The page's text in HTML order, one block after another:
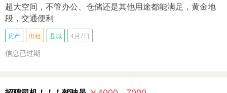
超大空间，不管办公、仓储还是其他用途都能满足，黄金地
段，交通便利
房产 出租 县城 4月7日
信息已过期